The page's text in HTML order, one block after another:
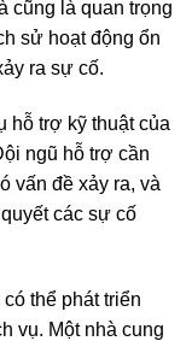
cũng là quan trọng
sử hoạt động ổn
ra sự cố.
hỗ trợ kỹ thuật của
ngũ hỗ trợ cần
vấn đề xảy ra, và
các sự cố
thể phát triển
vụ. Một nhà cung